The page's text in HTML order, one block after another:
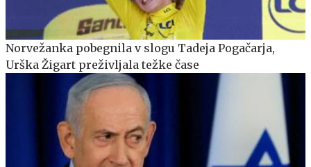
Norvežanka pobegnila v slogu Tadeja Pogačarja,
Urška Žigart preživljala težke čase